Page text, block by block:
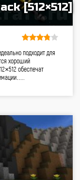
[512×512]
подходит для
хороший
обеспечат